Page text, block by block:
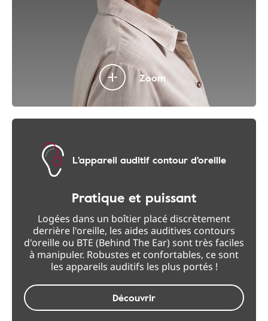
Zoom
L'appareil auditif contour d'oreille
Pratique et puissant
Logées dans un boîtier placé discrètement
derrière l'oreille, les aides auditives contours
d'oreille ou BTE (Behind The Ear) sont très faciles
à manipuler. Robustes et confortables, ce sont
les appareils auditifs les plus portés !
Découvrir